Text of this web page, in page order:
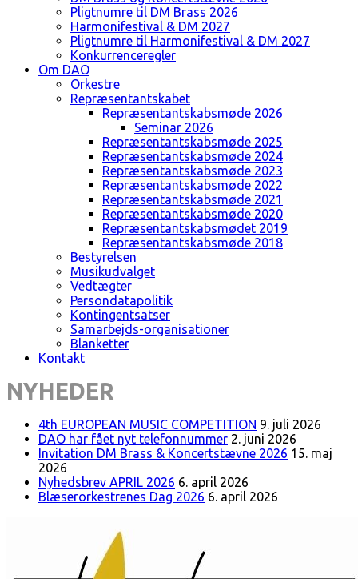
Pligtnumre til DM Brass 2026
Harmonifestival & DM 2027
Pligtnumre til Harmonifestival & DM 2027
Konkurrenceregler
Om DAO
Orkestre
Repræsentantskabet
Repræsentantskabsmøde 2026
Seminar 2026
Repræsentantskabsmøde 2025
Repræsentantskabsmøde 2024
Repræsentantskabsmøde 2023
Repræsentantskabsmøde 2022
Repræsentantskabsmøde 2021
Repræsentantskabsmøde 2020
Repræsentantskabsmødet 2019
Repræsentantskabsmøde 2018
Bestyrelsen
Musikudvalget
Vedtægter
Persondatapolitik
Kontingentsatser
Samarbejds-organisationer
Blanketter
Kontakt
NYHEDER
4th EUROPEAN MUSIC COMPETITION 9. juli 2026
DAO har fået nyt telefonnummer 2. juni 2026
Invitation DM Brass & Koncertstævne 2026 15. maj
2026
Nyhedsbrev APRIL 2026 6. april 2026
Blæserorkestrenes Dag 2026 6. april 2026